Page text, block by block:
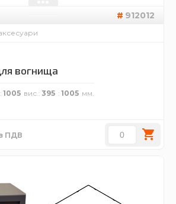
912012
вогнища
1005 вис. 395 1005
ПДВ